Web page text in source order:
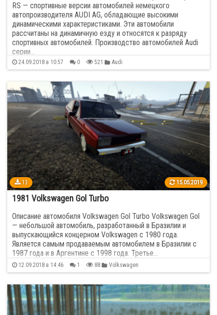
RS — спортивные версии автомобилей немецкого
автопроизводителя AUDI AG, обладающие высокими
динамическими характеристиками. Эти автомобили
рассчитаны на динамичную езду и относятся к разряду
спортивных автомобилей. Производство автомобилей Audi
серии…
24.09.2018 в 10:57 0 521 Audi
13 15.05.2019
1981 Volkswagen Gol Turbo
Описание автомобиля Volkswagen Gol Turbo Volkswagen Gol
— небольшой автомобиль, разработанный в Бразилии и
выпускающийся концерном Volkswagen с 1980 года.
Является самым продаваемым автомобилем в Бразилии с
1987 года и в Аргентине с 1998 года. Третье…
12.09.2018 в 14:46 1 88 Volkswagen